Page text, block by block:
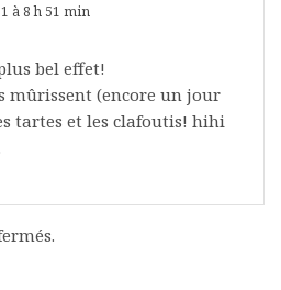
à 8 h 51 min
bel effet!
mûrissent (encore un jour
tartes et les clafoutis! hihi